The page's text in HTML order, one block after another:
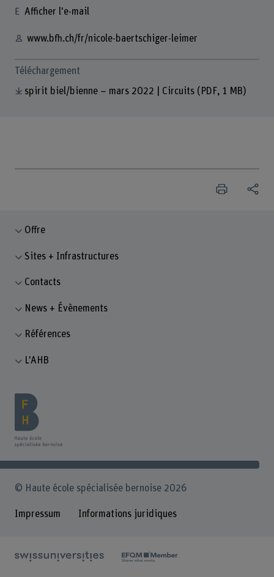
Afficher l'e-mail
www.bfh.ch/fr/nicole-baertschiger-leimer
Téléchargement
spirit biel/bienne – mars 2022 | Circuits (PDF, 1 MB)
Offre
Sites + Infrastructures
Contacts
News + Évènements
Références
L'AHB
© Haute école spécialisée bernoise 2026
Impressum Informations juridiques